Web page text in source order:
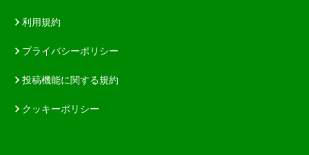
利用規約
プライバシーポリシー
投稿機能に関する規約
クッキーポリシー